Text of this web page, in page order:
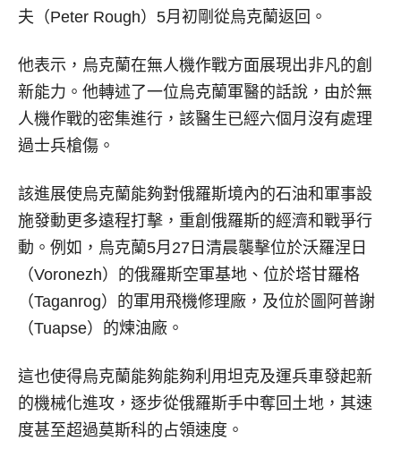
夫（Peter Rough）5月初剛從烏克蘭返回。
他表示，烏克蘭在無人機作戰方面展現出非凡的創
新能力。他轉述了一位烏克蘭軍醫的話說，由於無
人機作戰的密集進行，該醫生已經六個月沒有處理
過士兵槍傷。
該進展使烏克蘭能夠對俄羅斯境內的石油和軍事設
施發動更多遠程打擊，重創俄羅斯的經濟和戰爭行
動。例如，烏克蘭5月27日清晨襲擊位於沃羅涅日
（Voronezh）的俄羅斯空軍基地、位於塔甘羅格
（Taganrog）的軍用飛機修理廠，及位於圖阿普謝
（Tuapse）的煉油廠。
這也使得烏克蘭能夠能夠利用坦克及運兵車發起新
的機械化進攻，逐步從俄羅斯手中奪回土地，其速
度甚至超過莫斯科的占領速度。